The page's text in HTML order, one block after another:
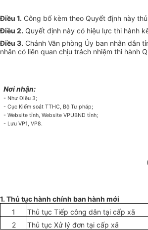
Điều 1. Công bố kèm theo Quyết định này
Điều 2. Quyết định này có hiệu lực thi hành
Điều 3. Chánh Văn phòng Ủy ban nhân dân
nhân có liên quan chịu trách nhiệm thi hành
Nơi nhận:
- Như Điều 3;
- Cục Kiểm soát TTHC, Bộ Tư pháp;
- Website tỉnh, Website VPUBND tỉnh;
- Lưu VP1, VP8.
1. Thủ tục hành chính ban hành mới
1
Thủ tục Tiếp công dân tại cấp xã
2
Thủ tục Xử lý đơn tại cấp xã